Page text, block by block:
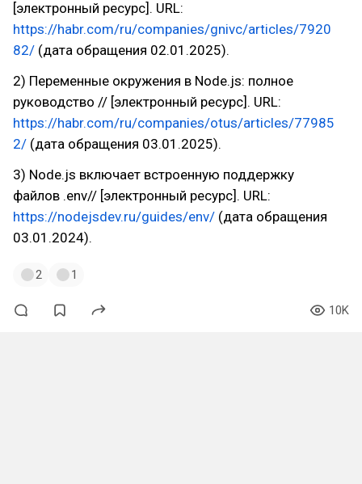
[электронный ресурс]. URL:
https://habr.com/ru/companies/gnivc/articles/7920
82/ (дата обращения 02.01.2025).
2) Переменные окружения в Node.js: полное
руководство // [электронный ресурс]. URL:
https://habr.com/ru/companies/otus/articles/77985
2/ (дата обращения 03.01.2025).
3) Node.js включает встроенную поддержку
файлов .env// [электронный ресурс]. URL:
https://nodejsdev.ru/guides/env/ (дата обращения
03.01.2024).
2 1
10K